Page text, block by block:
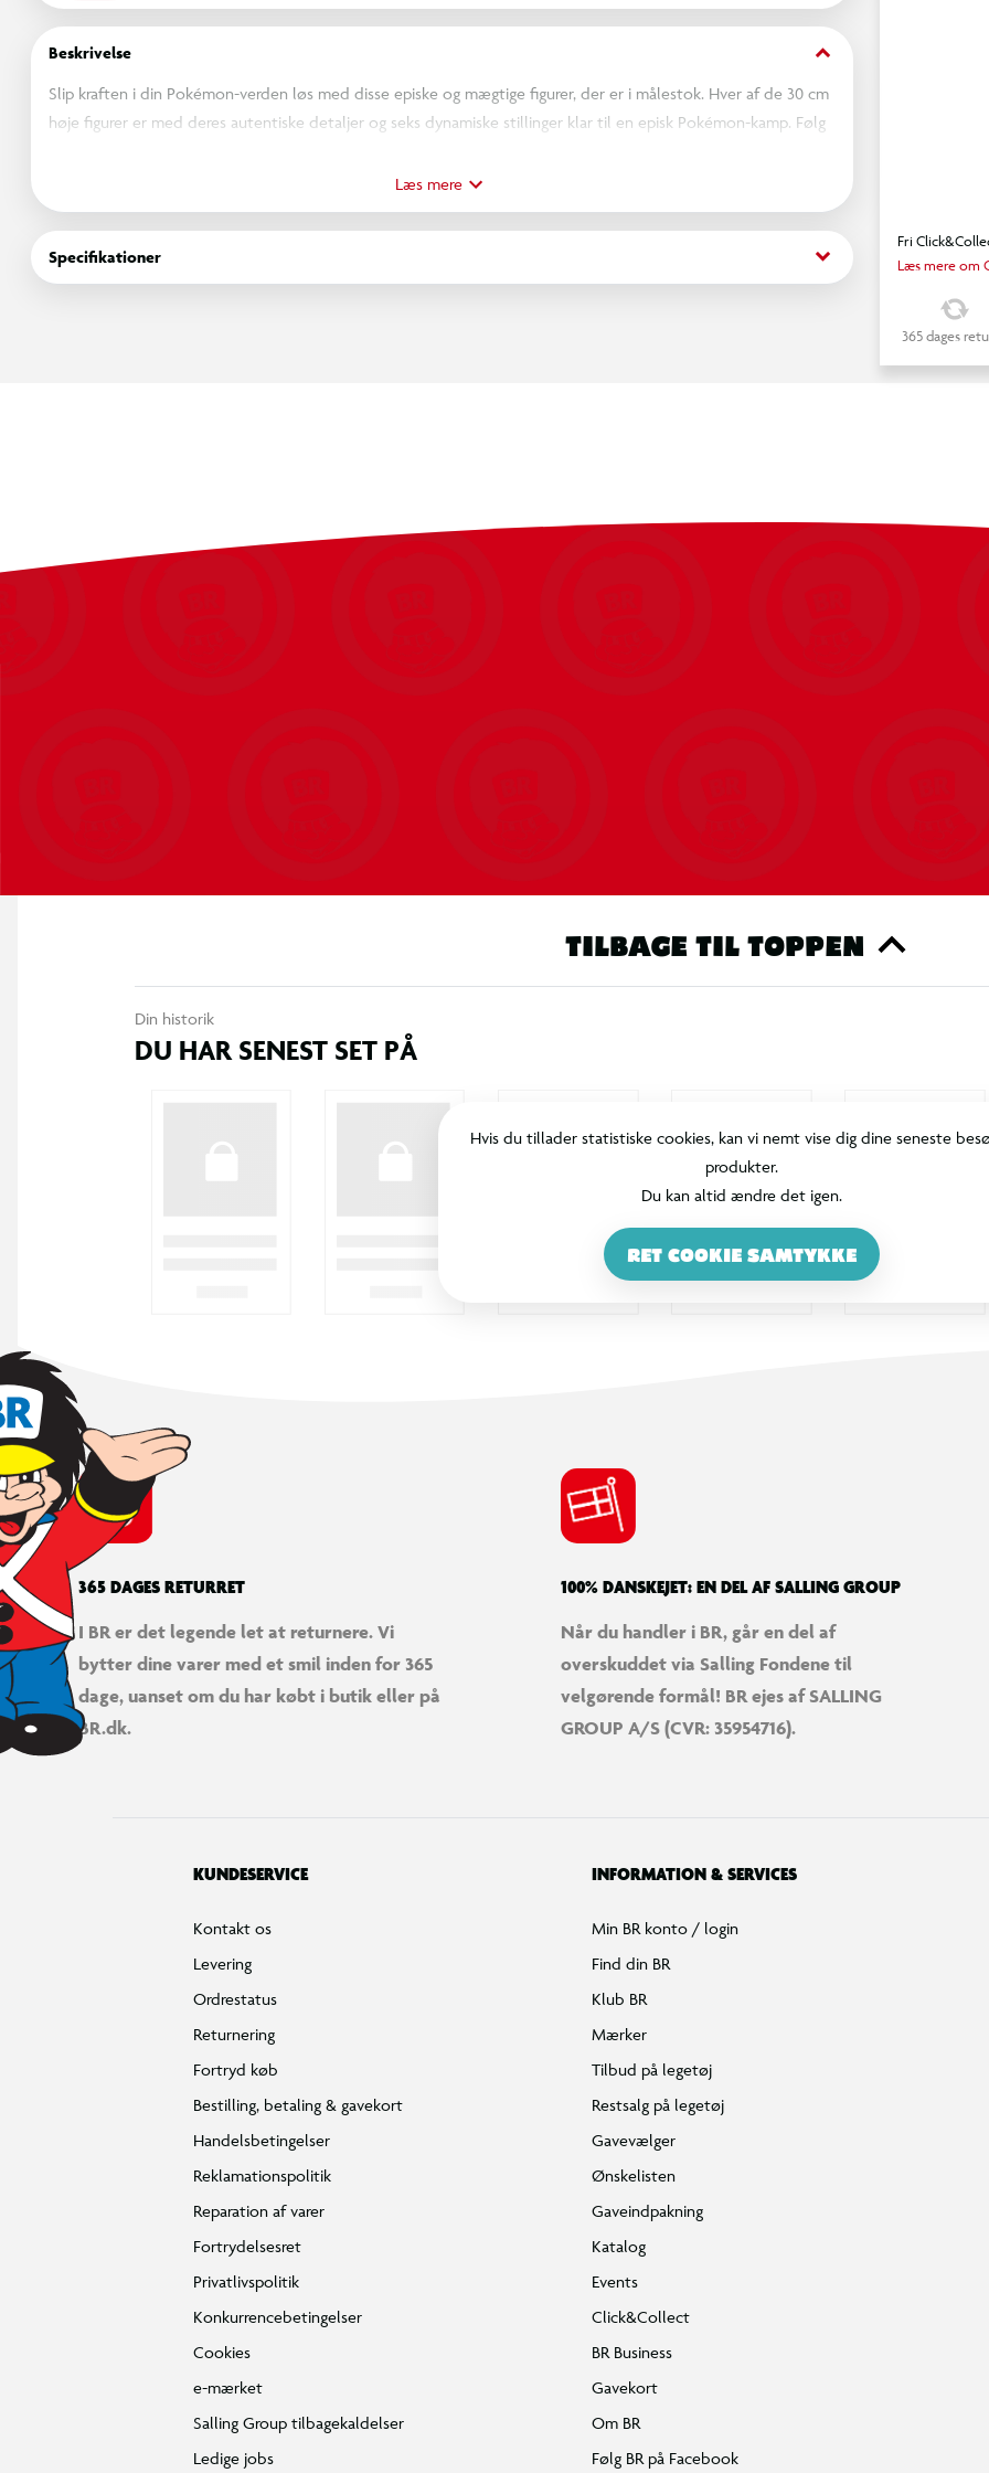
Beskrivelse keyboard_arrow_down
Slip kraften i din Pokémon-verden løs med disse episke og mægtige figurer, der er i målestok. Hver af de 30 cm
høje figurer er med deres autentiske detaljer og seks dynamiske stillinger klar til en episk Pokémon-kamp. Følg
Indhold:
- 1 x 30 cm justerbare figur
- Gotta Collect ’Em All - Hver sælges separat!
Læs mere
Specifikationer keyboard_arrow_down
Fri
Læs mere om
365 dages
TILBAGE TIL TOPPEN
Din historik
DU HAR SENEST SET PÅ
Hvis du tillader statistiske cookies, kan vi nemt vise dig dine seneste
produkter.
Du kan altid ændre det igen.
RET COOKIE SAMTYKKE
365 DAGES RETURRET
I BR er det legende let at returnere. Vi
bytter dine varer med et smil inden for 365
dage, uanset om du har købt i butik eller på
BR.dk.
100% DANSKEJET: EN DEL AF SALLING GROUP
Når du handler i BR, går en del af
overskuddet via Salling Fondene til
velgørende formål! BR ejes af SALLING
GROUP A/S (CVR: 35954716).
KUNDESERVICE
Kontakt os
Levering
Ordrestatus
Returnering
Fortryd køb
Bestilling, betaling & gavekort
Handelsbetingelser
Reklamationspolitik
Reparation af varer
Fortrydelsesret
Privatlivspolitik
Konkurrencebetingelser
Cookies
e-mærket
Salling Group tilbagekaldelser
Ledige jobs
INFORMATION & SERVICES
Min BR konto / login
Find din BR
Klub BR
Mærker
Tilbud på legetøj
Restsalg på legetøj
Gavevælger
Ønskelisten
Gaveindpakning
Katalog
Events
Click&Collect
BR Business
Gavekort
Om BR
Følg BR på Facebook